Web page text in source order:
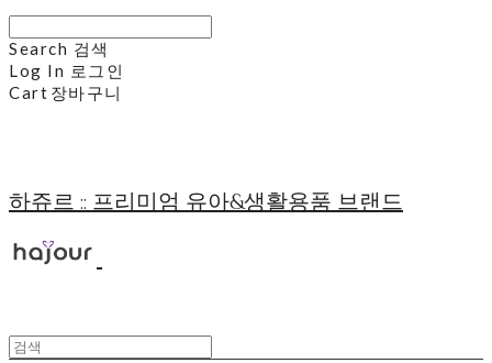
Search 검색
Log In 로그인
Cart 장바구니
하쥬르 :: 프리미엄 유아&생활용품 브랜드